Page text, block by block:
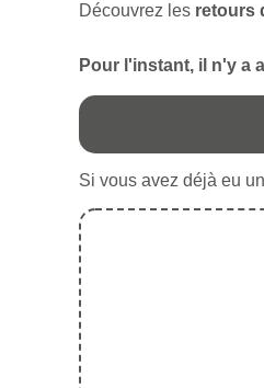
Découvrez les retours
Pour l'instant, il n'y a
Si vous avez déjà eu